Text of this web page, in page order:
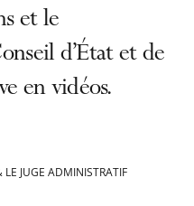
et le
d’État et de
en vidéos.
LE JUGE ADMINISTRATIF